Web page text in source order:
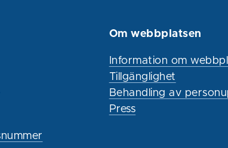
Om webbplatsen
Information om
Tillgänglighet
Behandling av
Press